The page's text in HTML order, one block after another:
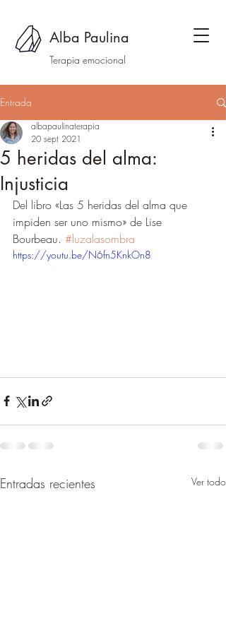
Alba Paulina
Terapia emocional
Entrada
5 heridas del alma:
Injusticia
albapaulinaterapia
20 sept 2021
Del libro «Las 5 heridas del alma que
impiden ser uno mismo» de Lise
Bourbeau. #luzalasombra
https://youtu.be/N6fn5KnkOn8
Entradas recientes Ver todo